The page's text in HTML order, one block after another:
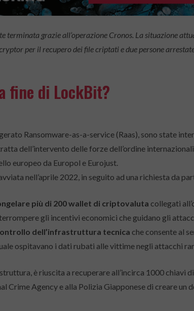
terminata grazie all’operazione Cronos. La situazione
per il recupero dei file criptati e due persone
fine di LockBit?
Ransomware-as-a-service (Raas), sono state
dell’intervento delle forze dell’ordine
europeo da Europol e Eurojust.
nell’aprile 2022, in seguito ad una richiesta da
più di 200 wallet di criptovaluta collegati
gli incentivi economici che guidano gli
dell’infrastruttura tecnica che consente al
ospitavano i dati rubati alle vittime negli attacchi
è riuscita a recuperare all’incirca 1000 chiavi
Crime Agency e alla Polizia Giapponese di creare un